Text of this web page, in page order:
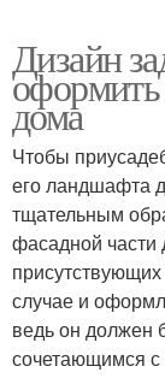
Дизайн
оформить
дома
Чтобы
его ландшафта
тщательным
фасадной части
случае и
ведь он должен
сочетающимся с